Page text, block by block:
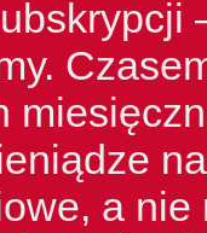
a nie